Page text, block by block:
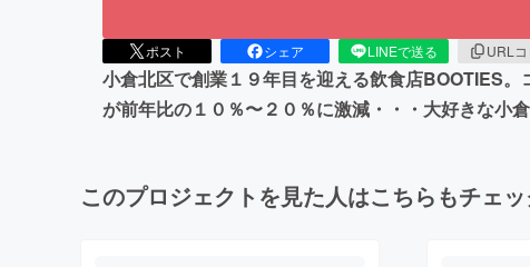
ポスト シェア LINEで送る URL
小倉北区で創業１９年目を迎える飲食店BOOTIES
が前年比の１０％〜２０％に激減・・・大好きな小
このプロジェクトを見た人はこちらもチェ